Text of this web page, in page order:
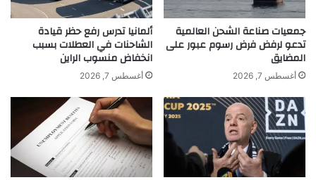
تفرض الولايات المتحدة رسومًا جمركية على
أغلب سلع دول الاتحاد الأوروبي بنسبة 15%،
وفق وكالة “رويترز”.
ل
ة
ل
ـ
ا
ر
ا
ب
ط
ا
ر
ا
ت
ل
س
ي
ا
جمعيات صناعة الشحن العالمية
تدعو لرفض فرض رسوم عبور على
المضايق
أغسطس 7, 2026
ألمانيا تدرس رفع حظر قيادة
الشاحنات في العطلات بسبب
انخفاض منسوب الراين
أغسطس 7, 2026